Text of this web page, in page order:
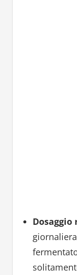
Dosaggio